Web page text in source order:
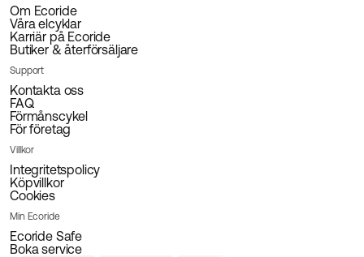
Om Ecoride
Våra elcyklar
Karriär på Ecoride
Butiker & återförsäljare
Support
Kontakta oss
FAQ
Förmånscykel
För företag
Villkor
Integritetspolicy
Köpvillkor
Cookies
Min Ecoride
Ecoride Safe
Boka service